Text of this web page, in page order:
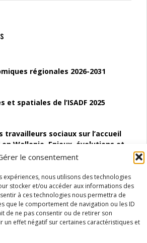
le consentement
expériences, nous utilisons des technologies
stocker et/ou accéder aux informations des
à ces technologies nous permettra de
que le comportement de navigation ou les ID
de ne pas consentir ou de retirer son
un effet négatif sur certaines caractéristiques et
régionales 2026-2031
et spatiales de l’ISADF 2025
travailleurs sociaux sur l’accueil
Wallonie. Enjeux, évolutions et
des Structures
à l’autocréation d’emploi (SAACE)
infirmier :quels indicateurs